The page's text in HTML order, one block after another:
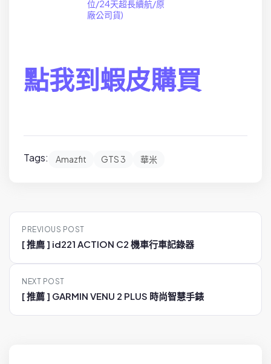
位/24天超長續航/原
廠公司貨)
點我到蝦皮購買
Tags: Amazfit GTS 3 華米
P
t
v
PREVIOUS POST
[ 推廌 ] id221 ACTION C2 機車行車記錄器
NEXT POST
[ 推薦 ] GARMIN VENU 2 PLUS 時尚智慧手錶